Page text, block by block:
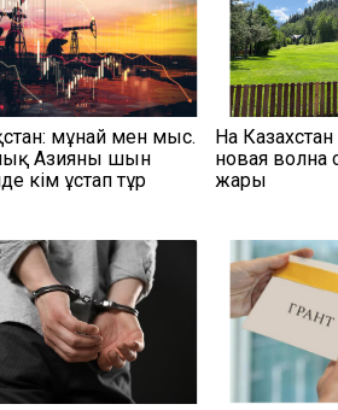
мұнай мен мыс.
Азияны шын
кім ұстап тұр
На
новая волна
жары